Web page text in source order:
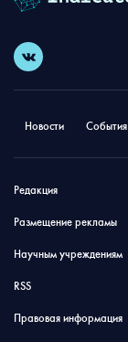
Новости События
Редакция
Размещение рекламы
Научным учреждениям
RSS
Правовая информация